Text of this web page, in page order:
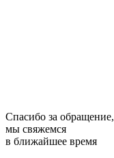
Спасибо за обращение,
мы свяжемся
в ближайшее время